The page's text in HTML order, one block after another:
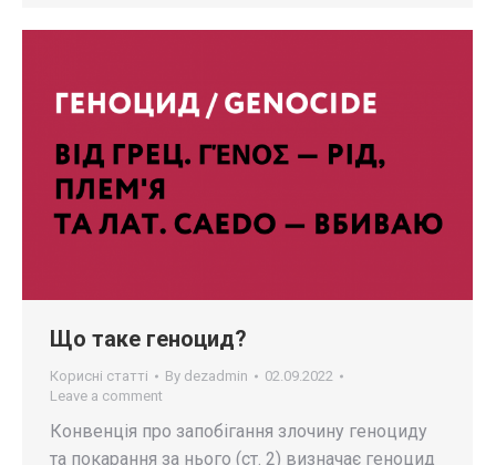
Що таке геноцид?
Корисні статті By dezadmin
02.09.2022
Leave a comment
Конвенція про запобігання злочину геноциду
та покарання за нього (ст. 2) визначає геноцид